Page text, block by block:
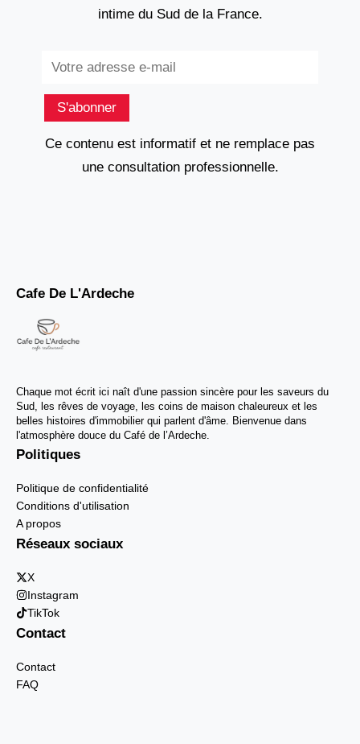
intime du Sud de la France.
S'abonner
Ce contenu est informatif et ne remplace pas
une consultation professionnelle.
Cafe De L'Ardeche
Chaque mot écrit ici naît d'une passion sincère pour les saveurs du
Sud, les rêves de voyage, les coins de maison chaleureux et les
belles histoires d'immobilier qui parlent d'âme. Bienvenue dans
l'atmosphère douce du Café de l’Ardeche.
Politiques
Politique de confidentialité
Conditions d'utilisation
A propos
Réseaux sociaux
X
Instagram
TikTok
Contact
Contact
FAQ